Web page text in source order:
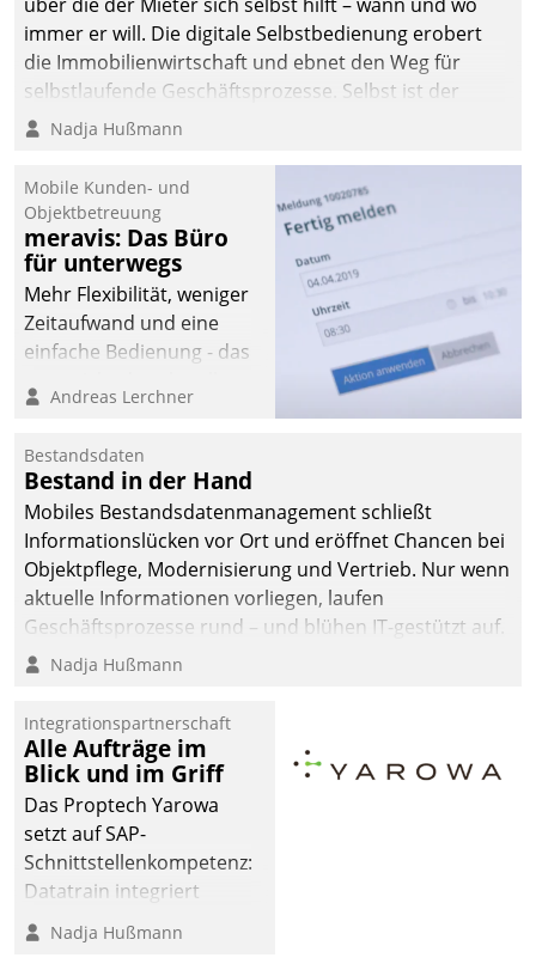
immer er will. Die digitale Selbstbedienung erobert
die Immobilienwirtschaft und ebnet den Weg für
selbstlaufende Geschäftsprozesse. Selbst ist der
Kunde und smart der Serviceanbieter.
Nadja Hußmann
Mobile Kunden- und
Objektbetreuung
meravis: Das Büro
für unterwegs
Mehr Flexibilität, weniger
Zeitaufwand und eine
einfache Bedienung - das
Cockpit für mobile
Datatrain. Die meravis
Wohnungsbau- und
Immobilien GmbH hat
sich dabei für den Betrieb
der Lösung über die SAP
Cloud Platform
entschieden - als erstes
Unternehmen am
Andreas Lerchner
Bestandsdaten
Bestand in der Hand
Mobiles Bestandsdatenmanagement schließt
Informationslücken vor Ort und eröffnet Chancen bei
Objektpflege, Modernisierung und Vertrieb. Nur wenn
aktuelle Informationen vorliegen, laufen
Geschäftsprozesse rund – und blühen IT-gestützt auf.
Nadja Hußmann
Integrationspartnerschaft
Alle Aufträge im
Blick und im Griff
Das Proptech Yarowa
setzt auf SAP-
Schnittstellenkompetenz:
Datatrain integriert
Yarowas Portal zur
Vergabe und Verwaltung
Nadja Hußmann